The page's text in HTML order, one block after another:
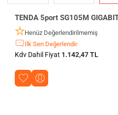
TENDA 5port SG105M
Henüz Değerlendirilmemiş
İlk Sen Değerlendir
Kdv Dahil Fiyat 1.142,47 TL